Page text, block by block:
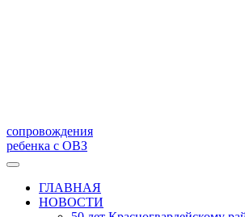
сопровождения
ребенка с ОВЗ
ГЛАВНАЯ
НОВОСТИ